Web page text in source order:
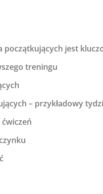
początkujących jest
treningu
– przykładowy